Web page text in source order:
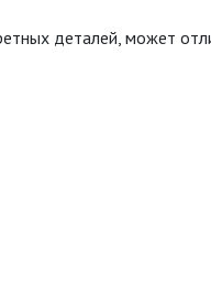
деталей, может